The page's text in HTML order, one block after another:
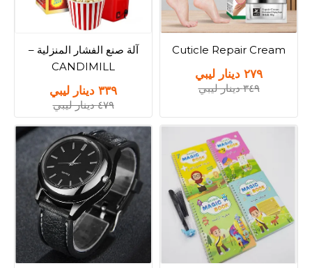
Cuticle Repair Cream
٢٧٩ دينار ليبي
٣٤٩ دينار ليبي
آلة صنع الفشار المنزلية –
CANDIMILL
٣٣٩ دينار ليبي
٤٧٩ دينار ليبي